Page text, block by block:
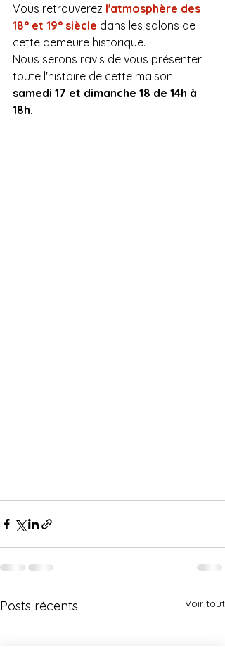
Vous retrouverez l'atmosphère des
18° et 19° siècle dans les salons de
cette demeure historique.
Nous serons ravis de vous présenter
toute l'histoire de cette maison
samedi 17 et dimanche 18 de 14h à
18h.
Posts récents Voir tout